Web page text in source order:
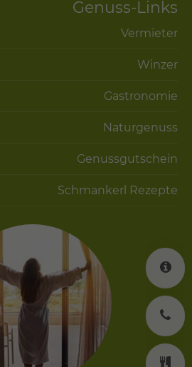
Genuss-Links
Vermieter
Winzer
Gastronomie
Naturgenuss
Genussgutschein
Schmankerl Rezepte